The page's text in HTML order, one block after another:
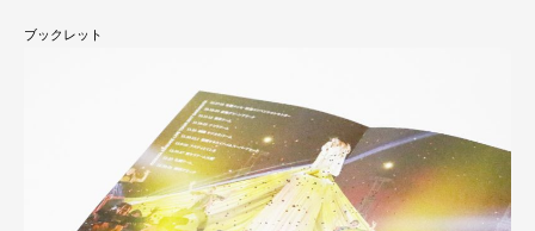
ブックレット